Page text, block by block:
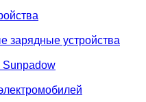
зарядные устройства
Sunpadow